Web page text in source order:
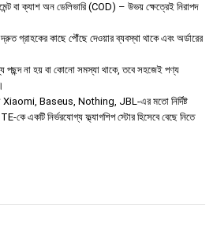
বা ক্যাশ অন ডেলিভারি (COD) – উভয় ক্ষেত্রেই নিরাপদ
গ্রাহকের কাছে পৌঁছে দেওয়ার ব্যবস্থা থাকে এবং অর্ডারের
পছন্দ না হয় বা কোনো সমস্যা থাকে, তবে সহজেই পণ্য
Xiaomi, Baseus, Nothing, JBL-এর মতো নির্দিষ্ট
কে একটি নির্ভরযোগ্য ফ্ল্যাগশিপ স্টোর হিসেবে বেছে নিতে